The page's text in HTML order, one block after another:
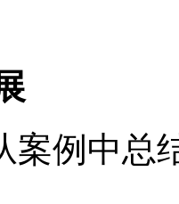
案例中总